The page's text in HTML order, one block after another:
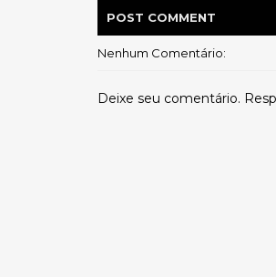
POST COMMENT
Nenhum Comentário:
Deixe seu comentário.